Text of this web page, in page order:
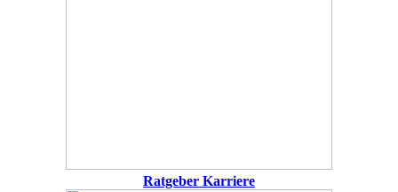
Ratgeber Karriere